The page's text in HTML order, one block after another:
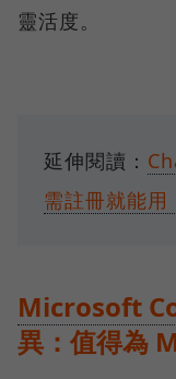
靈活度。
延伸閱讀：
需註冊就能用
Microsoft
異：值得為